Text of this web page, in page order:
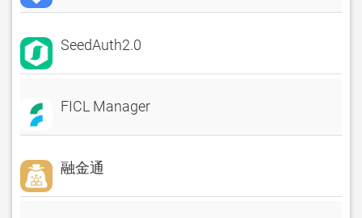
SeedAuth2.0
FICL Manager
融金通